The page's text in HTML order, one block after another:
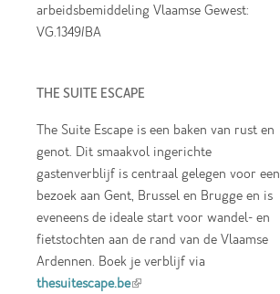
arbeidsbemiddeling Vlaamse Gewest:
VG.1349/BA
THE SUITE ESCAPE
The Suite Escape is een baken van rust en
genot. Dit smaakvol ingerichte
gastenverblijf is centraal gelegen voor een
bezoek aan Gent, Brussel en Brugge en is
eveneens de ideale start voor wandel- en
fietstochten aan de rand van de Vlaamse
Ardennen. Boek je verblijf via
thesuitescape.be(link is external)